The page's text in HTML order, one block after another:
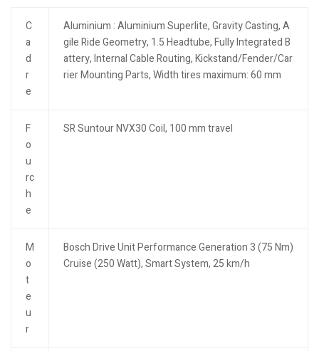
C
a
d
r
e
Aluminium : Aluminium Superlite, Gravity Casting, A
gile Ride Geometry, 1.5 Headtube, Fully Integrated B
attery, Internal Cable Routing, Kickstand/Fender/Car
rier Mounting Parts, Width tires maximum: 60 mm
F
o
u
rc
h
e
SR Suntour NVX30 Coil, 100 mm travel
M
o
t
e
u
r
Bosch Drive Unit Performance Generation 3 (75 Nm)
Cruise (250 Watt), Smart System, 25 km/h